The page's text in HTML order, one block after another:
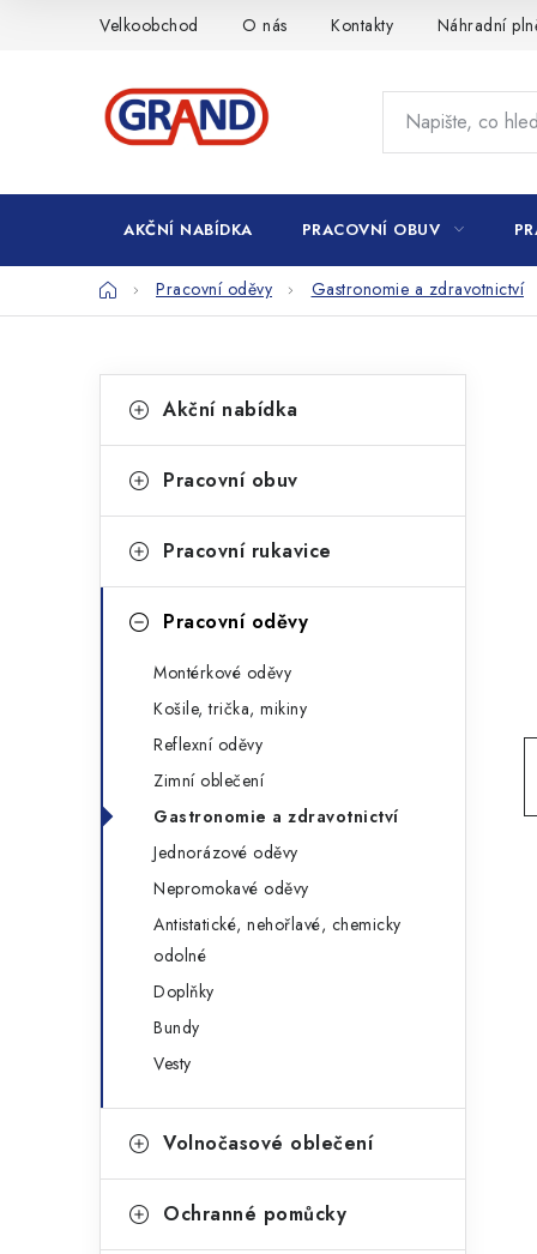
Velkoobchod O nás Kontakty Náhradní
AKČNÍ NABÍDKA PRACOVNÍ OBUV
DomůPracovní oděvy Gastronomie a zdravotnictví
o
t
r
p
kategorie
a
e
o
Akční nabídka
Pracovní obuv
Pracovní rukavice
Pracovní oděvy
Montérkové oděvy
Košile, trička, mikiny
Reflexní oděvy
Zimní oblečení
Gastronomie a zdravotnictví
Jednorázové oděvy
Nepromokavé oděvy
Antistatické, nehořlavé, chemicky
odolné
Doplňky
Bundy
Vesty
Volnočasové oblečení
Ochranné pomůcky